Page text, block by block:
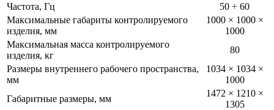
Частота, Гц
50 ÷ 60
Максимальные габариты контролируемого
изделия, мм
1000 × 1000 ×
1000
Максимальная масса контролируемого
изделия, кг
80
Размеры внутреннего рабочего пространства,
мм
1034 × 1034 ×
1000
Габаритные размеры, мм
1472 × 1210 ×
1305